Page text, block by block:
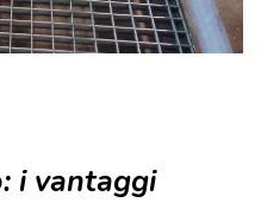
i vantaggi